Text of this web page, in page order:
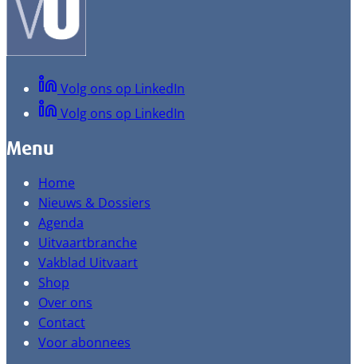
Volg ons op LinkedIn
Volg ons op LinkedIn
Menu
Home
Nieuws & Dossiers
Agenda
Uitvaartbranche
Vakblad Uitvaart
Shop
Over ons
Contact
Voor abonnees